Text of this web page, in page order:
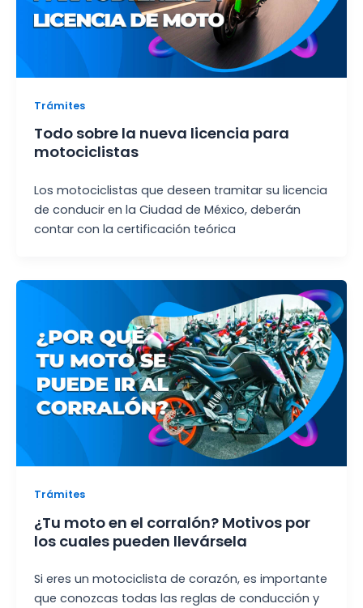
Trámites
Todo sobre la nueva licencia para
motociclistas
Los motociclistas que deseen tramitar su licencia
de conducir en la Ciudad de México, deberán
contar con la certificación teórica
Trámites
¿Tu moto en el corralón? Motivos por
los cuales pueden llevársela
Si eres un motociclista de corazón, es importante
que conozcas todas las reglas de conducción y